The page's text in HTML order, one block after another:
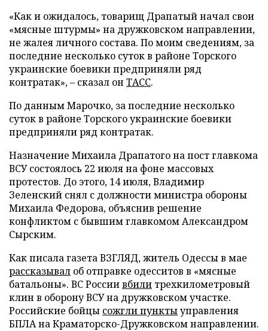
«Как и ожидалось, товарищ Драпатый начал свои
«мясные штурмы» на дружковском направлении,
не жалея личного состава. По моим сведениям, за
последние несколько суток в районе Торского
украинские боевики предприняли ряд
контратак», – сказал он ТАСС.
По данным Марочко, за последние несколько
суток в районе Торского украинские боевики
предприняли ряд контратак.
Назначение Михаила Драпатого на пост главкома
ВСУ состоялось 22 июля на фоне массовых
протестов. До этого, 14 июля, Владимир
Зеленский снял с должности министра обороны
Михаила Федорова, объяснив решение
конфликтом с бывшим главкомом Александром
Сырским.
Как писала газета ВЗГЛЯД, житель Одессы в мае
рассказывал об отправке одесситов в «мясные
батальоны». ВС Россиивбили трехкилометровый
клин в оборону ВСУ на дружковском участке.
Российские бойцы сожгли пунктыуправления
БПЛА на Краматорско-Дружковском направлении.